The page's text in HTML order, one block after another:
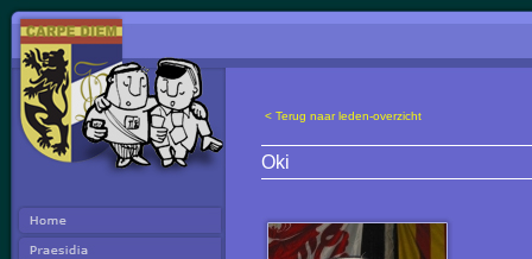
< Terug naar leden-overzicht
Oki